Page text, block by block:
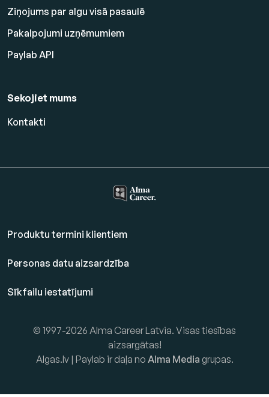
Ziņojums par algu visā pasaulē
Pakalpojumi uzņēmumiem
Paylab API
Sekojiet mums
Kontakti
Produktu termini klientiem
Personas datu aizsardzība
Sīkfailu iestatījumi
© 1997-2026 Alma Career Latvia. Visas tiesības
aizsargātas!
Algas.lv | Paylab ir daļa no Alma Media grupas.